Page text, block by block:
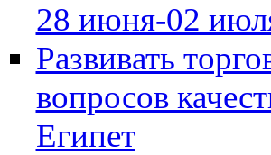
28 июня-02
Развивать
вопросов
Египет